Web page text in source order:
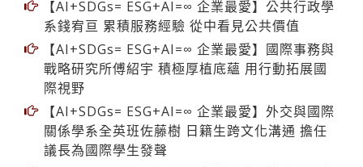
【AI+SDGs= ESG+AI=∞ 企業最愛】公共行政學
系錢宥亘 累積服務經驗 從中看見公共價值
【AI+SDGs= ESG+AI=∞ 企業最愛】國際事務與
戰略研究所傅紹宇 積極厚植底蘊 用行動拓展國
際視野
【AI+SDGs= ESG+AI=∞ 企業最愛】外交與國際
關係學系全英班佐藤樹 日籍生跨文化溝通 擔任
議長為國際學生發聲